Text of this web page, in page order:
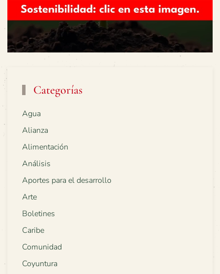
Categorías
Agua
Alianza
Alimentación
Análisis
Aportes para el desarrollo
Arte
Boletines
Caribe
Comunidad
Coyuntura